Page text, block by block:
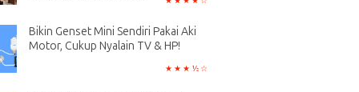
Bikin Genset Mini Sendiri Pakai Aki
Motor, Cukup Nyalain TV & HP!